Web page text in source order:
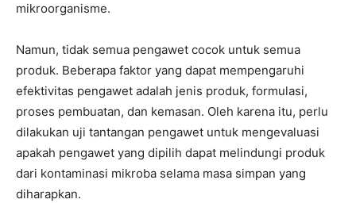
mikroorganisme.
Namun, tidak semua pengawet cocok untuk semua
produk. Beberapa faktor yang dapat mempengaruhi
efektivitas pengawet adalah jenis produk, formulasi,
proses pembuatan, dan kemasan. Oleh karena itu, perlu
dilakukan uji tantangan pengawet untuk mengevaluasi
apakah pengawet yang dipilih dapat melindungi produk
dari kontaminasi mikroba selama masa simpan yang
diharapkan.